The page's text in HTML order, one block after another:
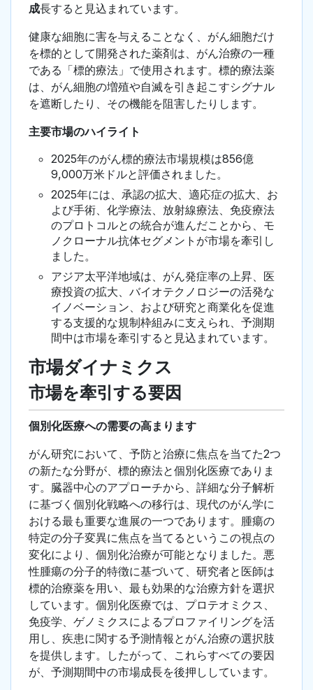
成長すると見込まれています。
健康な細胞に害を与えることなく、がん細胞だけ
を標的として開発された薬剤は、がん治療の一種
である「標的療法」で使用されます。標的療法薬
は、がん細胞の増殖や自滅を引き起こすシグナル
を遮断したり、その機能を阻害したりします。
主要市場のハイライト
2025年のがん標的療法市場規模は856億
9,000万米ドルと評価されました。
2025年には、承認の拡大、適応症の拡大、お
よび手術、化学療法、放射線療法、免疫療法
のプロトコルとの統合が進んだことから、モ
ノクローナル抗体セグメントが市場を牽引し
ました。
アジア太平洋地域は、がん発症率の上昇、医
療投資の拡大、バイオテクノロジーの活発な
イノベーション、および研究と商業化を促進
する支援的な規制枠組みに支えられ、予測期
間中は市場を牽引すると見込まれています。
市場ダイナミクス
市場を牽引する要因
個別化医療への需要の高まります
がん研究において、予防と治療に焦点を当てた2つ
の新たな分野が、標的療法と個別化医療でありま
す。臓器中心のアプローチから、詳細な分子解析
に基づく個別化戦略への移行は、現代のがん学に
おける最も重要な進展の一つであります。腫瘍の
特定の分子変異に焦点を当てるというこの視点の
変化により、個別化治療が可能となりました。悪
性腫瘍の分子的特徴に基づいて、研究者と医師は
標的治療薬を用い、最も効果的な治療方針を選択
しています。個別化医療では、プロテオミクス、
免疫学、ゲノミクスによるプロファイリングを活
用し、疾患に関する予測情報とがん治療の選択肢
を提供します。したがって、これらすべての要因
が、予測期間中の市場成長を後押ししています。